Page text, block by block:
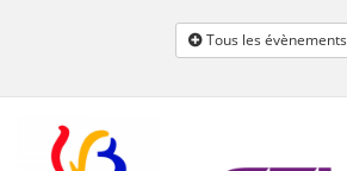
Tous les évènements